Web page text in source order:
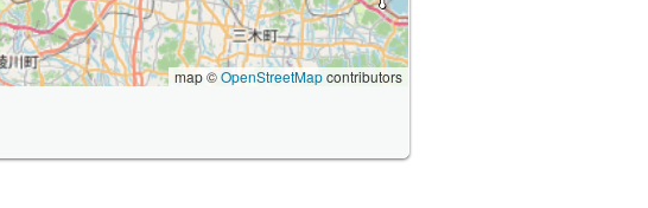
map ©OpenStreetMapcontributors